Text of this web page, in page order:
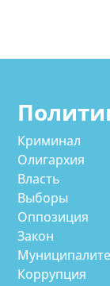
Криминал
Олигархия
Власть
Выборы
Оппозиция
Закон
Коррупция